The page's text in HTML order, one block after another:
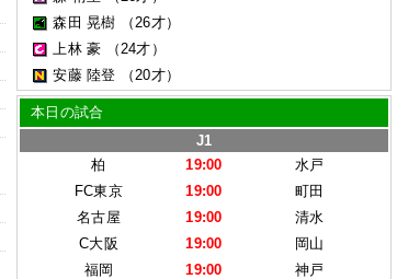
森田 晃樹
（26才）
上林 豪
（24才）
安藤 陸登
（20才）
本日の試合
J1
柏
19:00
水戸
FC東京
19:00
町田
名古屋
19:00
清水
C大阪
19:00
岡山
福岡
19:00
神戸